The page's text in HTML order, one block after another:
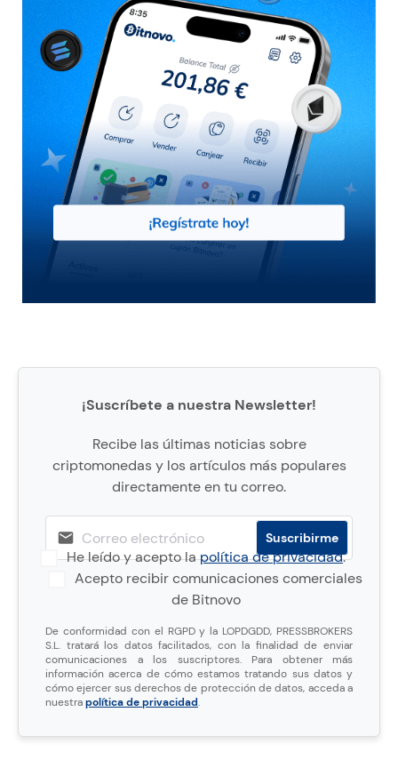
¡Suscríbete a nuestra Newsletter!
Recibe las últimas noticias sobre
criptomonedas y los artículos más populares
directamente en tu correo.
He leído y acepto lapolítica de privacidad.
Acepto recibir comunicaciones comerciales
de Bitnovo
De conformidad con el RGPD y la LOPDGDD, PRESSBROKERS
S.L. tratará los datos facilitados, con la finalidad de enviar
comunicaciones a los suscriptores. Para obtener más
información acerca de cómo estamos tratando sus datos y
cómo ejercer sus derechos de protección de datos, acceda a
nuestrapolítica de privacidad.